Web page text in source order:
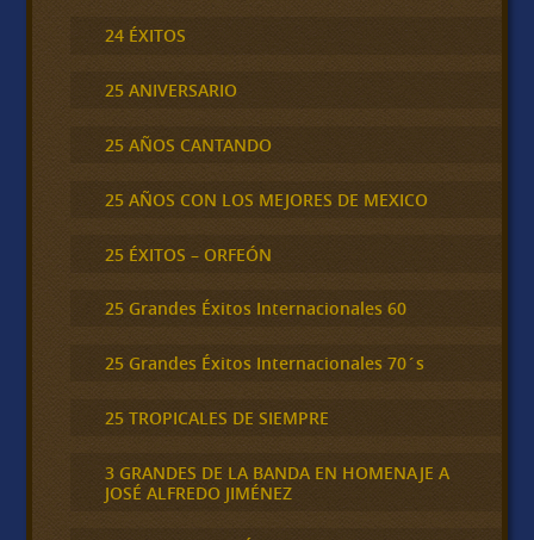
24 ÉXITOS
25 ANIVERSARIO
25 AÑOS CANTANDO
25 AÑOS CON LOS MEJORES DE MEXICO
25 ÉXITOS – ORFEÓN
25 Grandes Éxitos Internacionales 60
25 Grandes Éxitos Internacionales 70´s
25 TROPICALES DE SIEMPRE
3 GRANDES DE LA BANDA EN HOMENAJE A
JOSÉ ALFREDO JIMÉNEZ